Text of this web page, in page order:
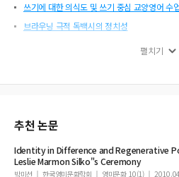
쓰기에 대한 의식도 및 쓰기 중심 교양영어 수
브라우닝 극적 독백시의 정치성
The Issue of Urban Isolation for American
대학 교양영어 수업에서의 원어민교수와 비
System in Caryl Churchill’s Cloud 9
『논어』의 영어 번역본에 나타난 비유 표현
펼치기
추천 논문
Identity in Difference and Regenerative
Leslie MarmonSilko"s Ceremony
박미선 한국영미문화학회 영미문화 10(1) 2010.04